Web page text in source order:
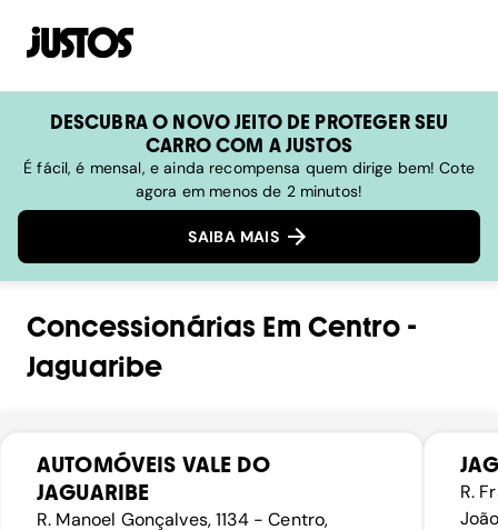
DESCUBRA O NOVO JEITO DE PROTEGER SEU
CARRO COM A JUSTOS
É fácil, é mensal, e ainda recompensa quem dirige bem! Cote
agora em menos de 2 minutos!
SAIBA MAIS
Concessionárias Em Centro-
Jaguaribe
AUTOMÓVEIS VALE DO
JAGUARIBE
R. Manoel Gonçalves, 1134 - Centro,
R.